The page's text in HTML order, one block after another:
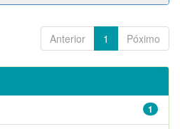
Anterior 1 Póximo
1